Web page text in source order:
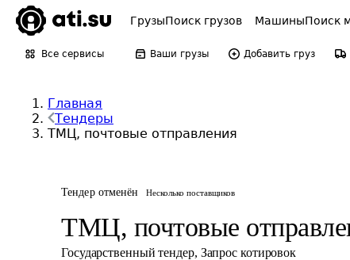
ГрузыПоиск грузов МашиныПоиск
Все сервисы Ваши грузы Добавить груз
Главная
Тендеры
ТМЦ, почтовые отправления
Тендер отменён Несколько поставщиков
ТМЦ, почтовые
Государственный тендер, Запрос котировок